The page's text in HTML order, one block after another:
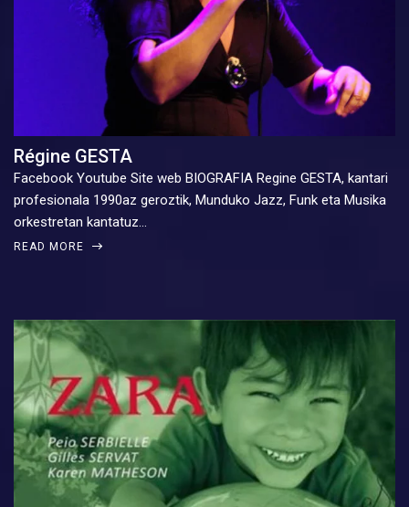
Régine GESTA
Facebook Youtube Site web BIOGRAFIA Regine GESTA, kantari
profesionala 1990az geroztik, Munduko Jazz, Funk eta Musika
orkestretan kantatuz…
READ MORE